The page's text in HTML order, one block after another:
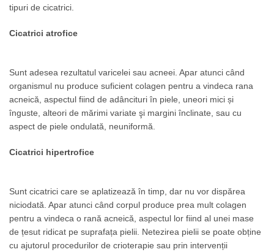
tipuri de cicatrici.
Cicatrici atrofice
Sunt adesea rezultatul varicelei sau acneei. Apar atunci când
organismul nu produce suficient colagen pentru a vindeca rana
acneică, aspectul fiind de adâncituri în piele, uneori mici și
înguste, alteori de mărimi variate şi margini înclinate, sau cu
aspect de piele ondulată, neuniformă.
Cicatrici hipertrofice
Sunt cicatrici care se aplatizează în timp, dar nu vor dispărea
niciodată. Apar atunci când corpul produce prea mult colagen
pentru a vindeca o rană acneică, aspectul lor fiind al unei mase
de țesut ridicat pe suprafața pielii. Netezirea pielii se poate obține
cu ajutorul procedurilor de crioterapie sau prin intervenții